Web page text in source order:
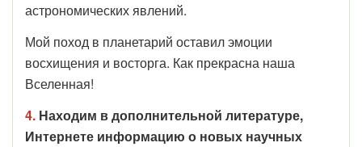
астрономических явлений.
Мой поход в планетарий оставил эмоции
восхищения и восторга. Как прекрасна наша
Вселенная!
4. Находим в дополнительной литературе,
Интернете информацию о новых научных